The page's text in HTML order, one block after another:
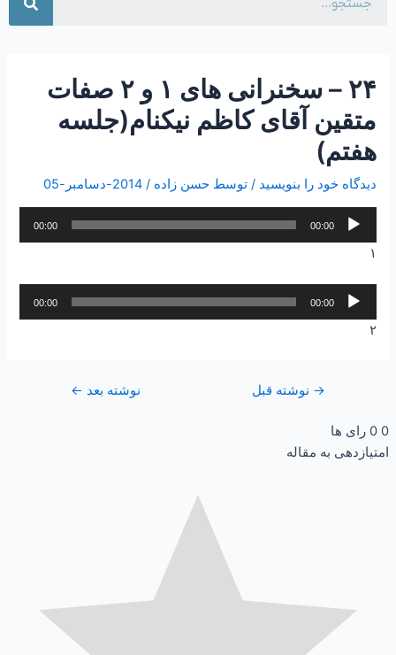
۲۴ – سخنرانی های ۱ و ۲ صفات
متقین آقای کاظم نیکنام(جلسه
هفتم)
دیدگاه‌ خود را بنویسید / توسطحسن زاده/2014-دسامبر-05
پخش‌کننده
00:00
00:00
۱
پخش‌کننده
00:00
00:00
۲
→ نوشته قبل نوشته بعد ←
0
0 رای ها
امتیازدهی به مقاله